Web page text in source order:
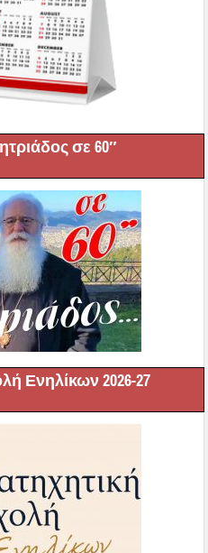
σε 60″
Ενηλίκων 2026-27